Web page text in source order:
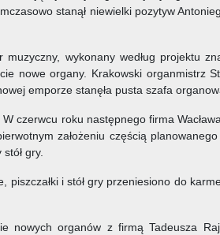
stanął niewielki pozytyw
wykonany według projektu
nowe organy. Krakowski organmistrz
emporze stanęła pusta szafa
czerwcu roku następnego firma
założeniu częścią
gry.
i stół gry przeniesiono do
organów z firmą Tadeusza